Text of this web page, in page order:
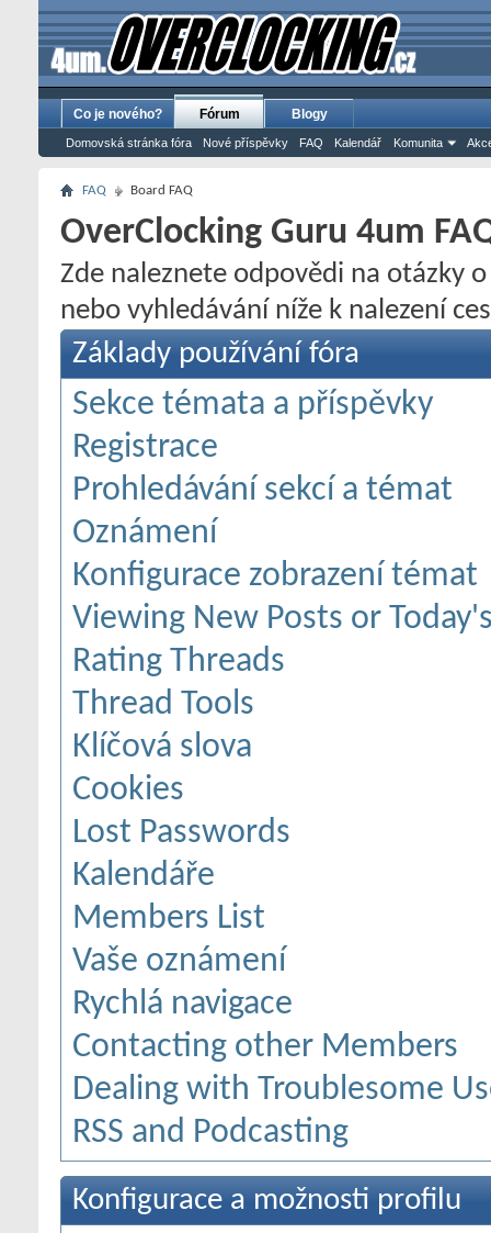
Co je nového? Fórum
Domovská stránka fóra Nové příspěvky FAQ Kalendář Komunita
Blogy
FAQ Board FAQ
OverClocking Guru 4um
Zde naleznete odpovědi na otázky
nebo vyhledávání níže k nalezení
Základy používání fóra
Sekce témata a příspěvky
Registrace
Prohledávání sekcí a témat
Oznámení
Konfigurace zobrazení témat
Viewing New Posts or
Rating Threads
Thread Tools
Klíčová slova
Cookies
Lost Passwords
Kalendáře
Members List
Vaše oznámení
Rychlá navigace
Contacting other Members
Dealing with Troublesome
RSS and Podcasting
Konfigurace a možnosti profilu